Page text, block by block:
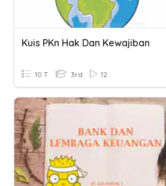
Kuis PKn Hak Dan Kewajiban
10 T 3rd 12